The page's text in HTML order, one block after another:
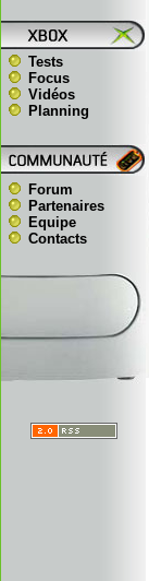
Tests
Focus
Vidéos
Planning
Forum
Partenaires
Equipe
Contacts